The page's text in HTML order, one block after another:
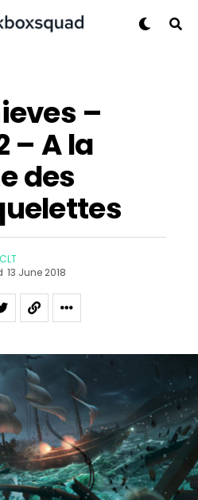
–
– A la
des
13 June 2018